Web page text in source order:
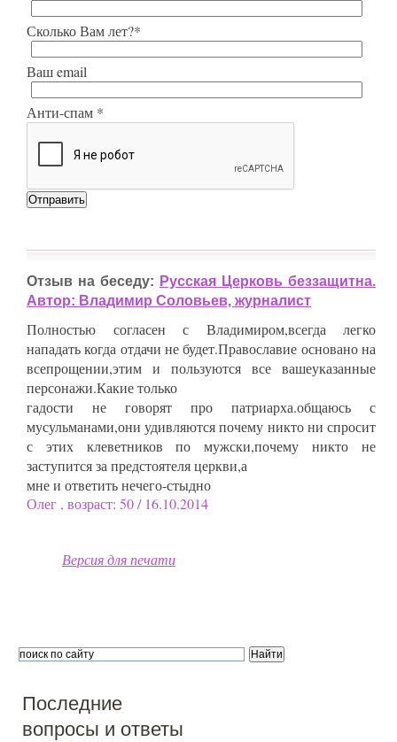
Сколько Вам лет?*
Ваш email
Анти-спам *
Отзыв на беседу: Русская Церковь беззащитна.
Автор: Владимир Соловьев, журналист
Полностью согласен с Владимиром,всегда легко
нападать когда отдачи не будет.Православие основано на
всепрощении,этим и пользуются все вашеуказанные
персонажи.Какие только
гадости не говорят про патриарха.общаюсь с
мусульманами,они удивляются почему никто ни спросит
с этих клеветников по мужски,почему никто не
заступится за предстоятеля церкви,а
мне и ответить нечего-стыдно
Олег , возраст: 50 / 16.10.2014
Версия для печати
Последние
вопросы и ответы